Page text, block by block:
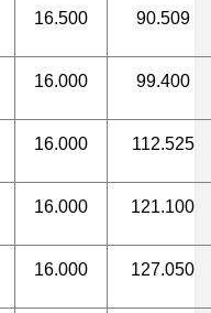
16.500 90.509
16.000 99.400
16.000 112.525
16.000 121.100
16.000 127.050